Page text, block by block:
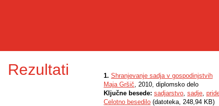
Rezultati 1. Shranjevanje sadja v gospodinjstvih
Maja Gršič, 2010, diplomsko delo
Ključne besede: sadjarstvo, sadje,
Celotno besedilo (datoteka, 248,94 KB)